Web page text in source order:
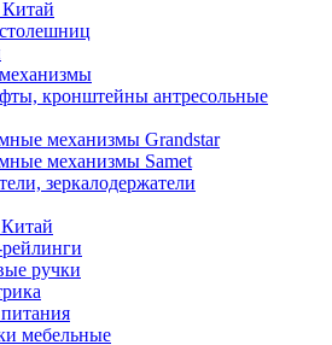
кронштейны антресольные
механизмы Grandstar
механизмы Samet
зеркалодержатели
ручки
мебельные